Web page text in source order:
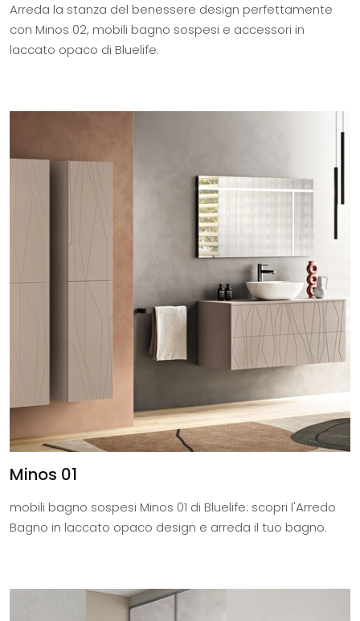
Arreda la stanza del benessere design perfettamente
con Minos 02, mobili bagno sospesi e accessori in
laccato opaco di Bluelife.
Minos 01
mobili bagno sospesi Minos 01 di Bluelife: scopri l'Arredo
Bagno in laccato opaco design e arreda il tuo bagno.